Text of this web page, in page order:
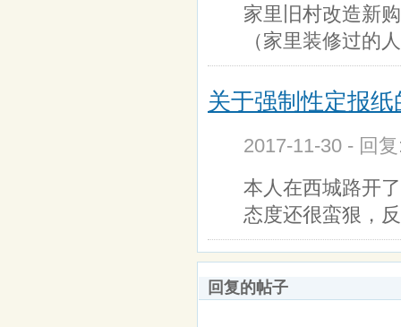
家里旧村改造新
（家里装修过的
关于强制性定报纸
2017-11-30 - 回
本人在西城路开
态度还很蛮狠，
回复的帖子